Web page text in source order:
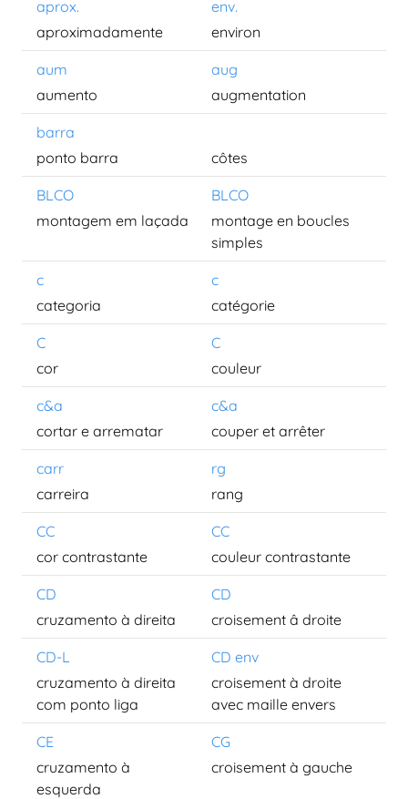
aprox.
env.
aproximadamente
environ
aum
aug
aumento
augmentation
barra
ponto barra
côtes
BLCO
BLCO
montagem em laçada
montage en boucles
simples
c
c
categoria
catégorie
C
C
cor
couleur
c&a
c&a
cortar e arrematar
couper et arrêter
carr
rg
carreira
rang
CC
CC
cor contrastante
couleur contrastante
CD
CD
cruzamento à direita
croisement â droite
CD-L
CD env
cruzamento à direita
com ponto liga
croisement à droite
avec maille envers
CE
CG
cruzamento à
esquerda
croisement à gauche